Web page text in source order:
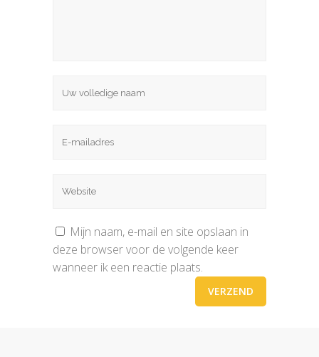
Mijn naam, e-mail en site opslaan in
deze browser voor de volgende keer
wanneer ik een reactie plaats.